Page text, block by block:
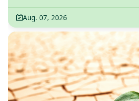
Aug. 07, 2026